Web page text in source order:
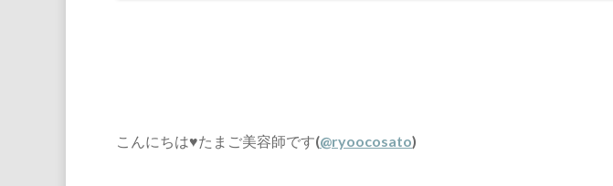
こんにちは♥たまご美容師です(@ryoocosato)